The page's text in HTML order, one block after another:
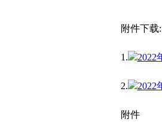
附件下载:
1. 2022
2. 2022
附件